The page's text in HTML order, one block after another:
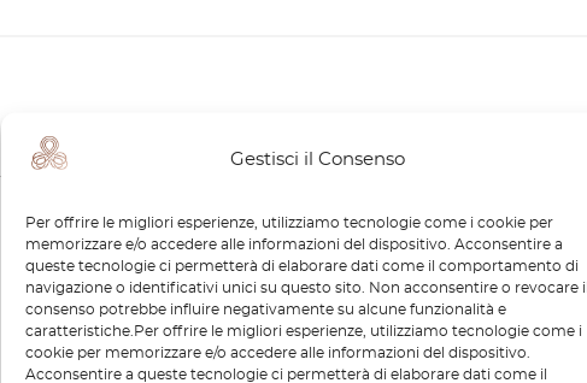
Gestisci il Consenso
Per offrire le migliori esperienze, utilizziamo tecnologie come i cookie per
memorizzare e/o accedere alle informazioni del dispositivo. Acconsentire a
queste tecnologie ci permetterà di elaborare dati come il comportamento di
navigazione o identificativi unici su questo sito. Non acconsentire o revocare il
consenso potrebbe influire negativamente su alcune funzionalità e
caratteristiche.Per offrire le migliori esperienze, utilizziamo tecnologie come i
cookie per memorizzare e/o accedere alle informazioni del dispositivo.
Acconsentire a queste tecnologie ci permetterà di elaborare dati come il